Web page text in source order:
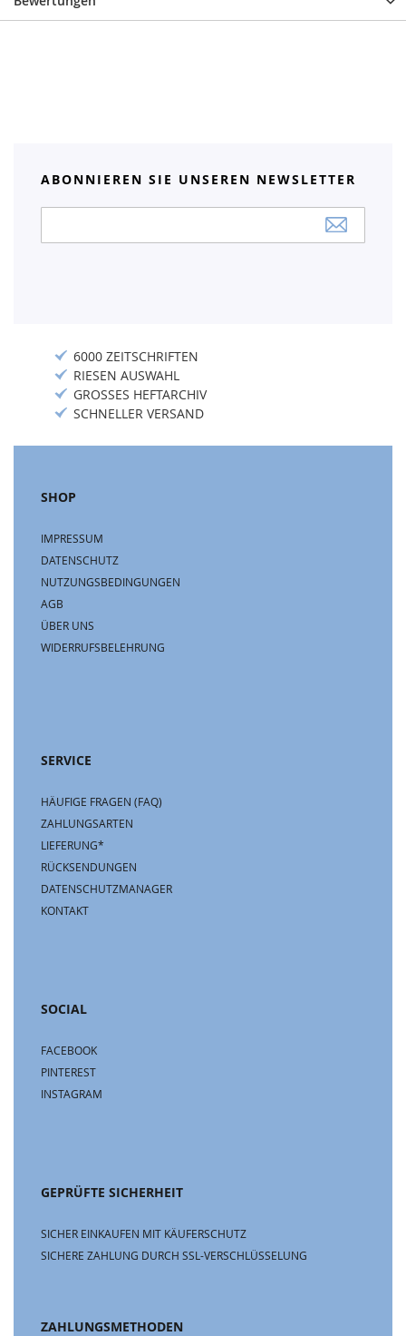
ABONNIEREN SIE UNSEREN NEWSLETTER
Newsletter:
6000 ZEITSCHRIFTEN
RIESEN AUSWAHL
GROSSES HEFTARCHIV
SCHNELLER VERSAND
SHOP
IMPRESSUM
DATENSCHUTZ
NUTZUNGSBEDINGUNGEN
AGB
ÜBER UNS
WIDERRUFSBELEHRUNG
SERVICE
HÄUFIGE FRAGEN (FAQ)
ZAHLUNGSARTEN
LIEFERUNG*
RÜCKSENDUNGEN
DATENSCHUTZMANAGER
KONTAKT
SOCIAL
FACEBOOK
PINTEREST
INSTAGRAM
GEPRÜFTE SICHERHEIT
SICHER EINKAUFEN MIT KÄUFERSCHUTZ
SICHERE ZAHLUNG DURCH SSL-VERSCHLÜSSELUNG
ZAHLUNGSMETHODEN